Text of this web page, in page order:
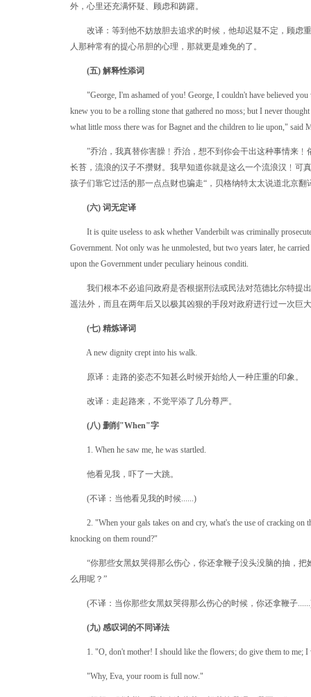
外，心里还充满怀疑、顾虑和踌躇。
改译：等到他不妨放胆去追求的时候，他却迟疑不定，顾虑
人那种常有的提心吊胆的心理，那就更是难免的了。
(五) 解释性添词
"George, I'm ashamed of you! George, I couldn't have believed you
knew you to be a rolling stone that gathered no moss; but I never
what little moss there was for Bagnet and the children to lie upon," said
”乔治，我真替你害臊﹗乔治，想不到你会干出这种事情来﹗
长苔，流浪的汉子不攒财。我早知道你就是这么一个流浪汉﹗可
孩子们靠它过活的那一点点财也骗走“，贝格纳特太太说道北京翻
(六) 词无定译
It is quite useless to ask whether Vanderbilt was criminally
Government. Not only was he unmolested, but two years later, he
upon the Government under peculiary heinous conditi.
我们根本不必追问政府是否根据刑法或民法对范德比尔特提
遥法外，而且在两年后又以极其凶狠的手段对政府进行过一次巨
(七) 精炼译词
A new dignity crept into his walk.
原译：走路的姿态不知甚么时候开始给人一种庄重的印象。
改译：走起路来，不觉平添了几分尊严。
(八) 删削"When"字
1. When he saw me, he was startled.
他看见我，吓了一大跳。
(不译：当他看见我的时候......)
2. "When your gals takes on and cry, what's the use of cracking on
knocking on them round?"
“你那些女黑奴哭得那么伤心，你还拿鞭子没头没脑的抽，把
么用呢？”
(不译：当你那些女黑奴哭得那么伤心的时候，你还拿鞭子
(九) 感叹词的不同译法
1. "O, don't mother! I should like the flowers; do give them to me; I
"Why, Eva, your room is full now."